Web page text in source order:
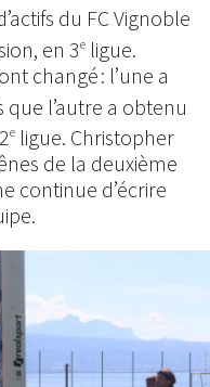
du FC Vignoble
en 3e ligue.
changé : l’une a
que l’autre a obtenu
e ligue. Christopher
de la deuxième
continue d’écrire